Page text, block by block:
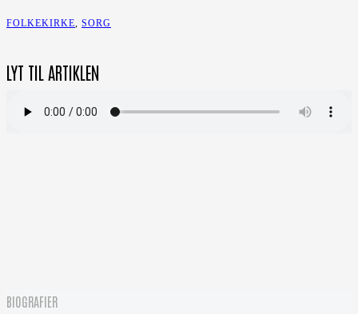
FOLKEKIRKE, SORG
LYT TIL ARTIKLEN
BIOGRAFIER